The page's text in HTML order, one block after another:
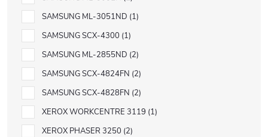
SAMSUNG ML-3051ND 1
SAMSUNG SCX-4300 1
SAMSUNG ML-2855ND 2
SAMSUNG SCX-4824FN 2
SAMSUNG SCX-4828FN 2
XEROX WORKCENTRE 3119 1
XEROX PHASER 3250 2